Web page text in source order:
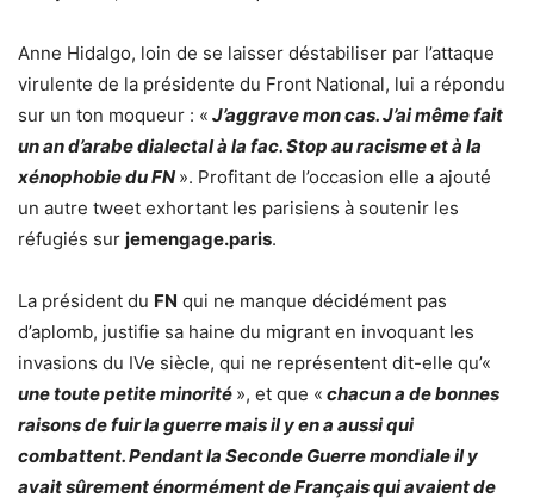
Anne Hidalgo, loin de se laisser déstabiliser par l’attaque
virulente de la présidente du Front National, lui a répondu
sur un ton moqueur : « J’aggrave mon cas. J’ai même fait
un an d’arabe dialectal à la fac. Stop au racisme et à la
xénophobie du FN ». Profitant de l’occasion elle a ajouté
un autre tweet exhortant les parisiens à soutenir les
réfugiés sur jemengage.paris.
La président du FN qui ne manque décidément pas
d’aplomb, justifie sa haine du migrant en invoquant les
invasions du IVe siècle, qui ne représentent dit-elle qu’«
une toute petite minorité », et que « chacun a de bonnes
raisons de fuir la guerre mais il y en a aussi qui
combattent. Pendant la Seconde Guerre mondiale il y
avait sûrement énormément de Français qui avaient de